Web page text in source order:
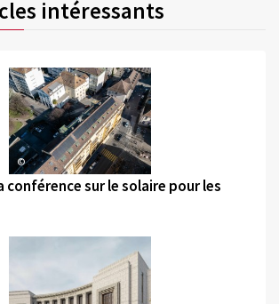
intéressants
©
conférence sur le solaire pour les